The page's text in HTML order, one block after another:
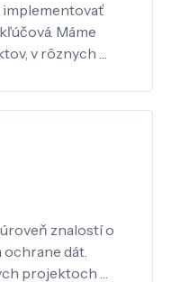
Máme
v rôznych …
znalostí o
dát.
projektoch …